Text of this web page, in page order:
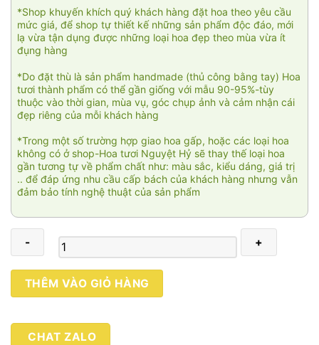
*Shop khuyến khích quý khách hàng đặt hoa theo yêu cầu
mức giá, để shop tự thiết kế những sản phẩm độc đáo, mới
lạ vừa tận dụng được những loại hoa đẹp theo mùa vừa ít
đụng hàng
*Do đặt thù là sản phẩm handmade (thủ công bằng tay) Hoa
tươi thành phẩm có thể gần giống với mẫu 90-95%-tùy
thuộc vào thời gian, mùa vụ, góc chụp ảnh và cảm nhận cái
đẹp riêng của mỗi khách hàng
*Trong một số trường hợp giao hoa gấp, hoặc các loại hoa
không có ở shop-Hoa tươi Nguyệt Hỷ sẽ thay thế loại hoa
gần tương tự về phẩm chất như: màu sắc, kiểu dáng, giá trị
.. để đáp ứng nhu cầu cấp bách của khách hàng nhưng vẫn
đảm bảo tính nghệ thuật của sản phẩm
Fire
of
001
THÊM VÀO GIỎ HÀNG
CHAT ZALO